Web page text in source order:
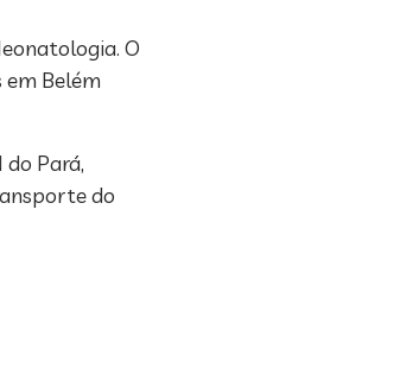
O
em Belém
Pará,
do